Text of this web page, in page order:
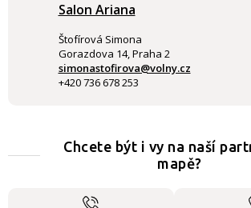
Salon Ariana
Štofírová Simona
Gorazdova 14, Praha 2
simonastofirova@volny.cz
+420 736 678 253
Chcete být i vy na naší
mapě?